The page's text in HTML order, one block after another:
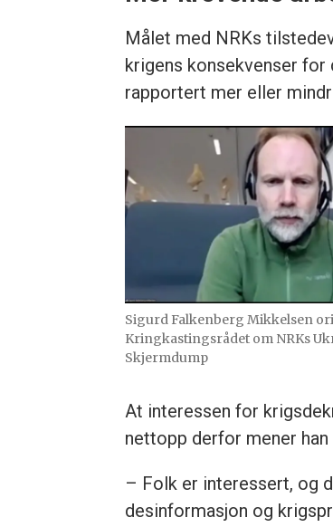
Målet med NRKs
krigens konsekvenser for
rapportert mer eller
Sigurd Falkenberg Mikkelsen
Kringkastingsrådet om NRKs
Skjermdump
At interessen for
nettopp derfor mener
– Folk er interessert, og
desinformasjon og